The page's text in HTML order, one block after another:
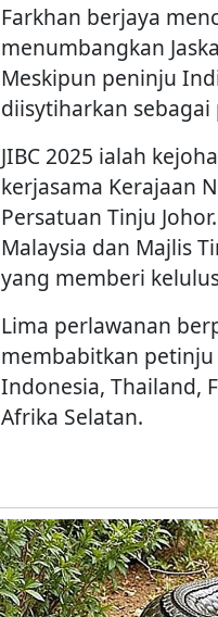
Farkhan berjaya
menumbangkan
Meskipun peninju
diisytiharkan sebagai
JIBC 2025 ialah
kerjasama Kerajaan
Persatuan Tinju
Malaysia dan Majlis
yang memberi
Lima perlawanan
membabitkan
Indonesia, Thailand,
Afrika Selatan.